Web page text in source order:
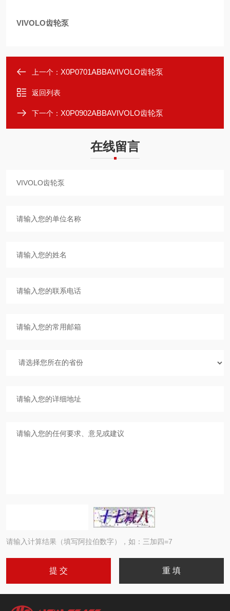
VIVOLO齿轮泵
上一个： X0P0701ABBAVIVOLO齿轮泵
返回列表
下一个： X0P0902ABBAVIVOLO齿轮泵
在线留言
请输入计算结果（填写阿拉伯数字），如：三加四=7